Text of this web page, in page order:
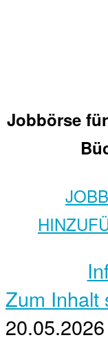
Jobbörse
Zum Inhalt
20.05.2026